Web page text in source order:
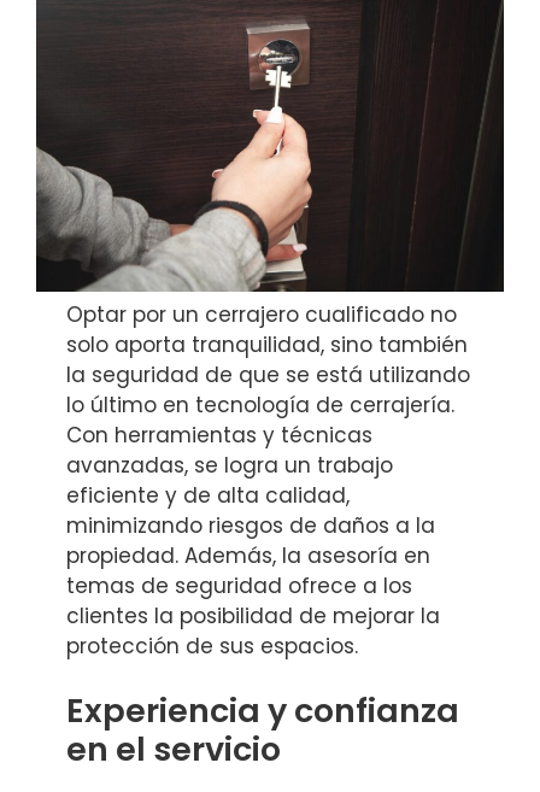
Optar por un cerrajero cualificado no
solo aporta tranquilidad, sino también
la seguridad de que se está utilizando
lo último en tecnología de cerrajería.
Con herramientas y técnicas
avanzadas, se logra un trabajo
eficiente y de alta calidad,
minimizando riesgos de daños a la
propiedad. Además, la asesoría en
temas de seguridad ofrece a los
clientes la posibilidad de mejorar la
protección de sus espacios.
Experiencia y confianza
en el servicio